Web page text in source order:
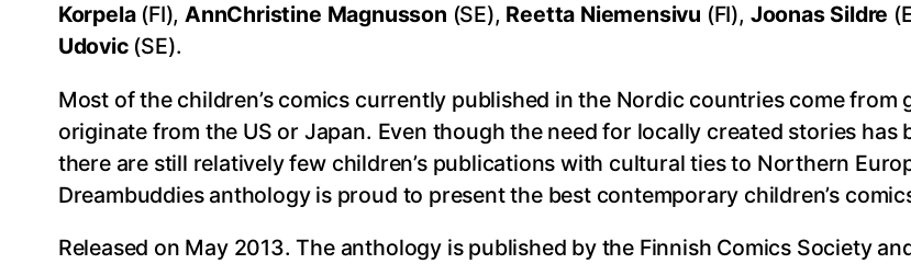
Korpela (FI),AnnChristine Magnusson (SE), Reetta Niemensivu (FI), Joonas Sildre
Udovic(SE).
Most of the children’s comics currently published in the Nordic countries come from
originate from the US or Japan. Even though the need for locally created stories has
there are still relatively few children’s publications with cultural ties to Northern
Dreambuddies anthology is proud to present the best contemporary children’s
Released on May 2013. The anthology is published by the Finnish Comics Society